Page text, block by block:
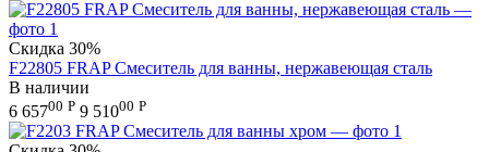
Скидка 30%
F22805 FRAP Смеситель для ванны, нержавеющая сталь
В наличии
6 65700 Р 9 51000 Р